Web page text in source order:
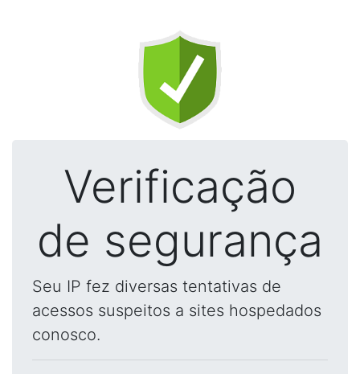
Verificação
de segurança
Seu IP fez diversas tentativas de
acessos suspeitos a sites hospedados
conosco.